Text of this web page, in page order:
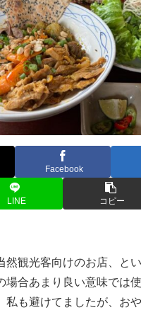
Facebook
LINE コピー
然観光客向けのお店、と
場合あまり良い意味では
私も避けてましたが、おや